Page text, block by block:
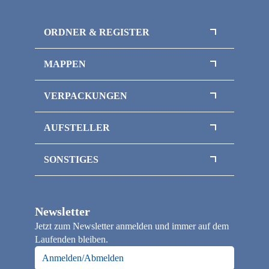
Das sind wir
Impressum
ORDNER & REGISTER
Register / Trennblätter
MAPPEN
Flipchart-Mappen
Sammelmappen / Magnetmappen
VERPACKUNGEN
Magnetboxen
Inlays / Schaumstoffeinlagen
Flaschenverpackungen
Faltschachteln
AUFSTELLER
Thekenaufsteller
SONSTIGES
Loseblattsammlung / Broschüre A4
Notizbücher
Kalender
Newsletter
Jetzt zum Newsletter anmelden und immer auf dem
Laufenden bleiben.
Anmelden/Abmelden